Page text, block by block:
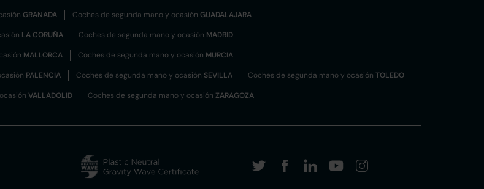
GRANADA Coches de segunda mano y ocasión GUADALAJARA
LA CORUÑA Coches de segunda mano y ocasión MADRID
MALLORCA Coches de segunda mano y ocasión MURCIA
PALENCIA Coches de segunda mano y ocasión SEVILLA Coches de segunda mano y ocasión TOLEDO
VALLADOLID Coches de segunda mano y ocasión ZARAGOZA